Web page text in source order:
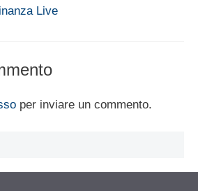
Live
per inviare un commento.